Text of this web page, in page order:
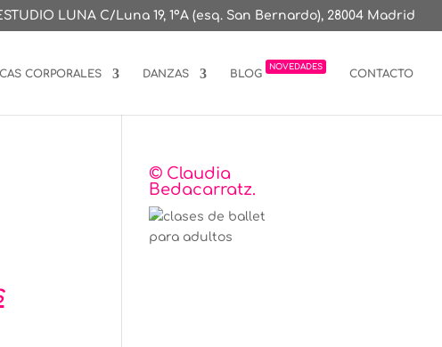
LUNA C/Luna 19, 1ºA (esq. San Bernardo), 28004 Madrid
CORPORALES DANZAS BLOG
NOVEDADES
CONTACTO
© Claudia
Bedacarratz.